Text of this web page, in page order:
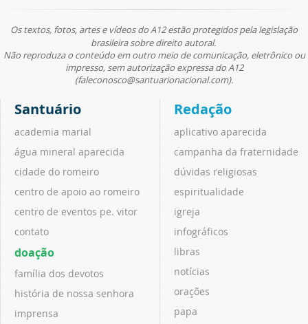
Os textos, fotos, artes e vídeos do A12 estão protegidos pela legislação
brasileira sobre direito autoral.
Não reproduza o conteúdo em outro meio de comunicação, eletrônico ou
impresso, sem autorização expressa do A12
(faleconosco@santuarionacional.com).
Santuário
academia marial
água mineral aparecida
cidade do romeiro
centro de apoio ao romeiro
centro de eventos pe. vitor
contato
doação
família dos devotos
história de nossa senhora
imprensa
Redação
aplicativo aparecida
campanha da fraternidade
dúvidas religiosas
espiritualidade
igreja
infográficos
libras
notícias
orações
papa